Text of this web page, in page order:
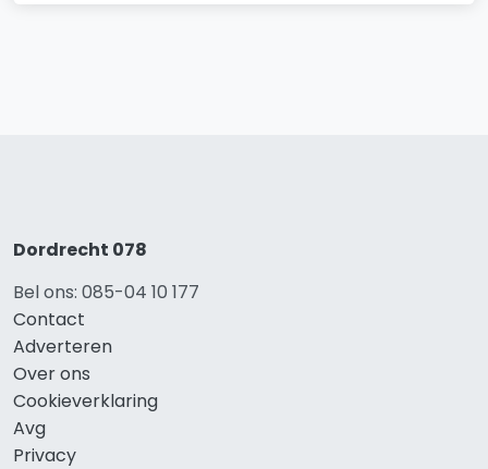
Dordrecht 078
Bel ons: 085-04 10 177
Contact
Adverteren
Over ons
Cookieverklaring
Avg
Privacy